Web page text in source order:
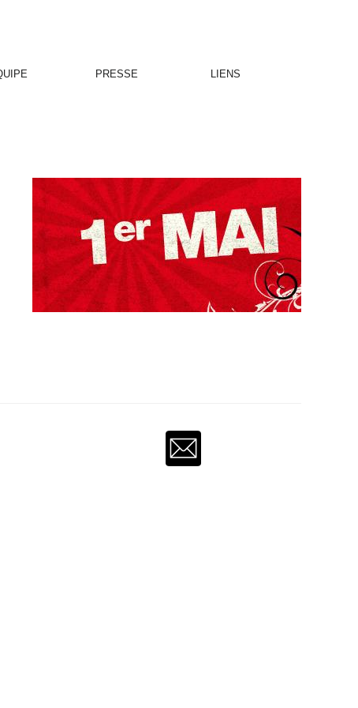
PRESSE LIENS